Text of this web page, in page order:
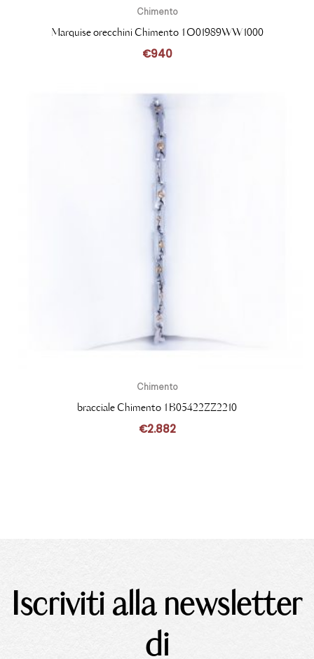
Chimento
Marquise orecchini Chimento 1O01989WW1000
€940
Chimento
bracciale Chimento 1B05422ZZ2210
€2.882
Iscriviti alla newsletter
di